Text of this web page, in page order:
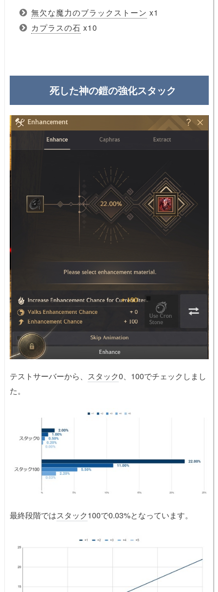
無欠な魔力のブラックストーン x1
カプラスの石 x10
死した神の鎧の強化スタック
テストサーバーから、 スタック0、100でチェックしまし
た。
最終段階ではスタック100で0.03%となっています。